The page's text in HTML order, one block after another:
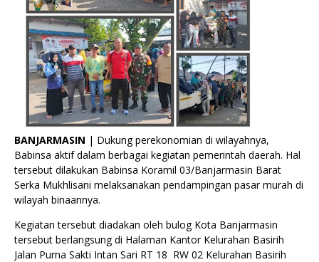
BANJARMASIN | Dukung perekonomian di wilayahnya,
Babinsa aktif dalam berbagai kegiatan pemerintah daerah. Hal
tersebut dilakukan Babinsa Koramil 03/Banjarmasin Barat
Serka Mukhlisani melaksanakan pendampingan pasar murah di
wilayah binaannya.
Kegiatan tersebut diadakan oleh bulog Kota Banjarmasin
tersebut berlangsung di Halaman Kantor Kelurahan Basirih
Jalan Purna Sakti Intan Sari RT 18 RW 02 Kelurahan Basirih